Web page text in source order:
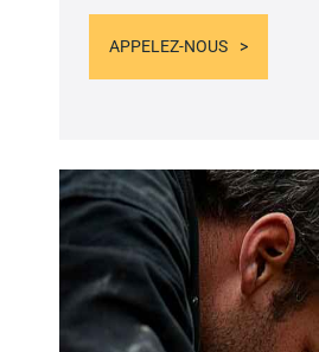
APPELEZ-NOUS